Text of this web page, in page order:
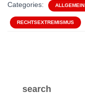
Categories: ALLGEMEIN
RECHTSEXTREMISMUS
search